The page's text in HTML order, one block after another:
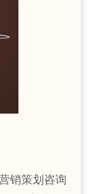
销策划咨询